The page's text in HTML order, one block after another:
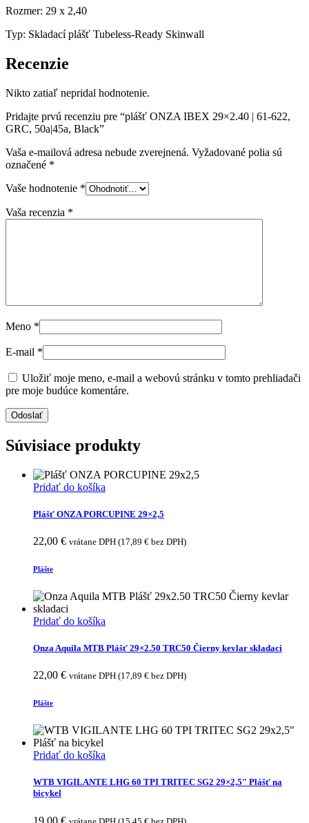
Rozmer: 29 x 2,40
Typ: Skladací plášť Tubeless-Ready Skinwall
Recenzie
Nikto zatiaľ nepridal hodnotenie.
Pridajte prvú recenziu pre “plášť ONZA IBEX 29×2.40 | 61-622,
GRC, 50a|45a, Black”
Vaša e-mailová adresa nebude zverejnená. Vyžadované polia sú
označené *
Vaše hodnotenie *
Vaša recenzia *
Meno *
E-mail *
Uložiť moje meno, e-mail a webovú stránku v tomto prehliadači
pre moje budúce komentáre.
Súvisiace produkty
Pridať do košíka
Plášť ONZA PORCUPINE 29×2,5
22,00 € vrátane DPH (17,89 € bez DPH)
Plášte
Pridať do košíka
Onza Aquila MTB Plášť 29×2.50 TRC50 Čierny kevlar skladaci
22,00 € vrátane DPH (17,89 € bez DPH)
Plášte
Pridať do košíka
WTB VIGILANTE LHG 60 TPI TRITEC SG2 29×2,5″ Plášť na
bicykel
19,00 €